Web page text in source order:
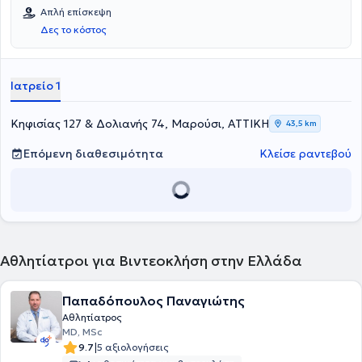
μετεγχειρητικό πόνο και ταχύτερη αποκατάσταση.
Αθλητιατρική σε πανεπιστημιακά και εξειδικευμένα κέντρα της
Γερμανίας.
Απλή επίσκεψη
Δες το κόστος
Ιατρείο 1
Κηφισίας 127 & Δολιανής 74, Μαρούσι, ΑΤΤΙΚΗ 43,5 km
Επόμενη διαθεσιμότητα Κλείσε ραντεβού
Αθλητίατροι για Βιντεοκλήση στην Ελλάδα
Παπαδόπουλος Παναγιώτης
Αθλητίατρος
MD, MSc
9.7|5 αξιολογήσεις